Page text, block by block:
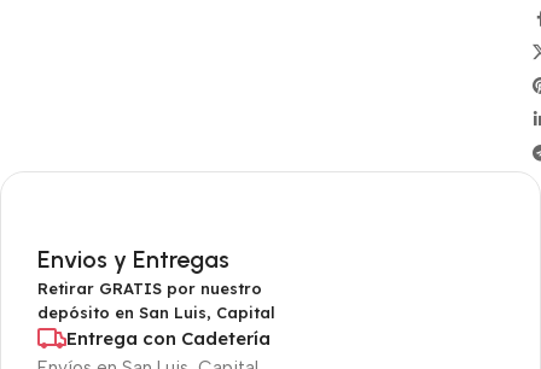
Envios y Entregas
Retirar GRATIS por nuestro
depósito en San Luis, Capital
Entrega con Cadetería